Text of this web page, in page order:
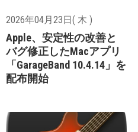
2026年04月23日( 木 )
Apple、安定性の改善と
バグ修正したMacアプリ
「GarageBand 10.4.14」を
配布開始